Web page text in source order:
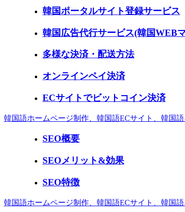
韓国ポータルサイト登録サービス
韓国広告代行サービス(韓国WEB
多様な決済・配送方法
オンラインペイ決済
ECサイトでビットコイン決済
韓国語ホームページ制作、韓国語ECサイト、韓国
SEO概要
SEOメリット&効果
SEO特徴
韓国語ホームページ制作、韓国語ECサイト、韓国